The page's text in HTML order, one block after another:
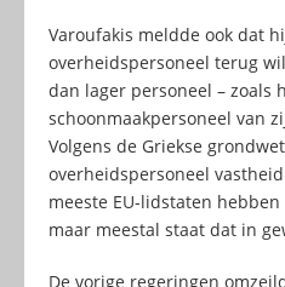
Varoufakis meldde ook dat
overheidspersoneel terug
dan lager personeel – zoals
schoonmaakpersoneel van
Volgens de Griekse
overheidspersoneel
meeste EU-lidstaten
maar meestal staat dat in
De vorige regeringen